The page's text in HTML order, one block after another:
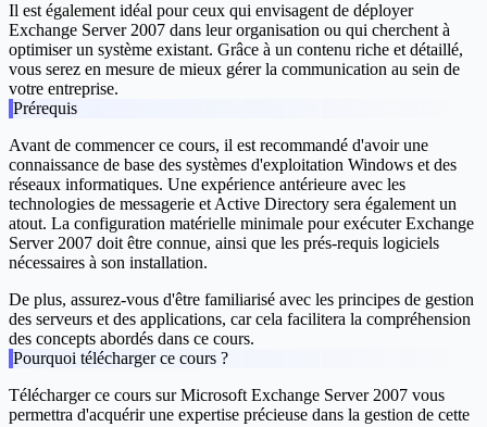
Il est également idéal pour ceux qui envisagent de déployer
Exchange Server 2007 dans leur organisation ou qui cherchent à
optimiser un système existant. Grâce à un contenu riche et détaillé,
vous serez en mesure de mieux gérer la communication au sein de
votre entreprise.
Prérequis
Avant de commencer ce cours, il est recommandé d'avoir une
connaissance de base des systèmes d'exploitation Windows et des
réseaux informatiques. Une expérience antérieure avec les
technologies de messagerie et Active Directory sera également un
atout. La configuration matérielle minimale pour exécuter Exchange
Server 2007 doit être connue, ainsi que les prés-requis logiciels
nécessaires à son installation.
De plus, assurez-vous d'être familiarisé avec les principes de gestion
des serveurs et des applications, car cela facilitera la compréhension
des concepts abordés dans ce cours.
Pourquoi télécharger ce cours ?
Télécharger ce cours sur Microsoft Exchange Server 2007 vous
permettra d'acquérir une expertise précieuse dans la gestion de cette